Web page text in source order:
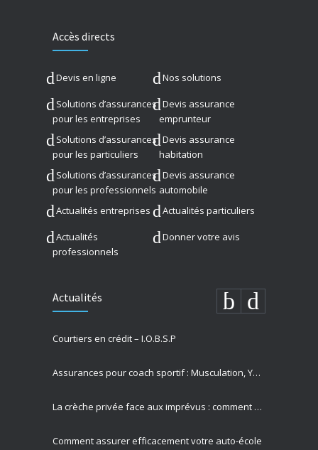
Accès directs
Devis en ligne Nos solutions
Solutions d’assurances
pour les entreprises
Devis assurance
emprunteur
Solutions d’assurances
pour les particuliers
Devis assurance
habitation
Solutions d’assurances
pour les professionnels
Devis assurance
automobile
Actualités entreprises
Actualités particuliers
Actualités
professionnels
Donner votre avis
Actualités
Courtiers en crédit – I.O.B.S.P
Assurances pour coach sportif : Musculation, Yoga et Équitation
La crèche privée face aux imprévus : comment Allianz protège vos missions les plus précieuses
Comment assurer efficacement votre auto-école